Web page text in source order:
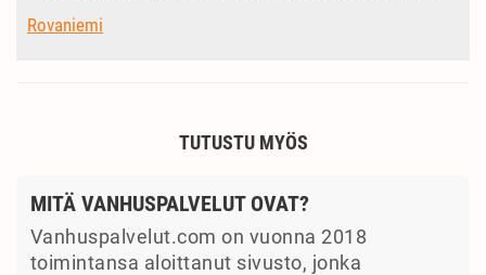
Rovaniemi
TUTUSTU MYÖS
MITÄ VANHUSPALVELUT OVAT?
Vanhuspalvelut.com on vuonna 2018
toimintansa aloittanut sivusto, jonka